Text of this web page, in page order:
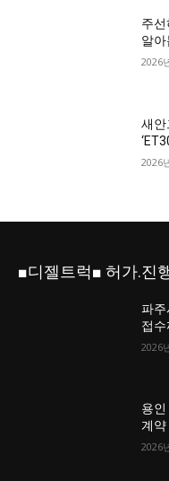
주
알
2026
새안
2026
■디젤트럭■ 허가.진
파주
접수
2026
용
계약
2026